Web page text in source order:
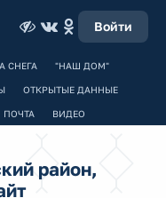
Войти
СНЕГА "НАШ ДОМ"
ОТКРЫТЫЕ ДАННЫЕ
ПОЧТА ВИДЕО
район,